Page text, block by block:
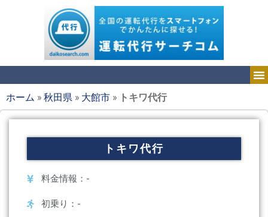
ホーム »秋田県 » 大館市 » トキワ代行
トキワ代行
料金情報：-
初乗り：-